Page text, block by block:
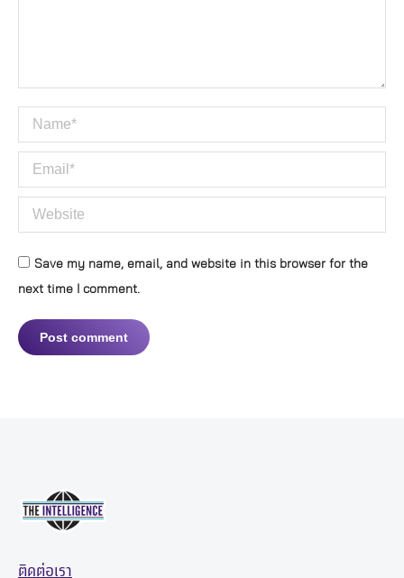
Name *
Email *
Website
Save my name, email, and website in this browser for the
next time I comment.
Post comment
ติดต่อเรา